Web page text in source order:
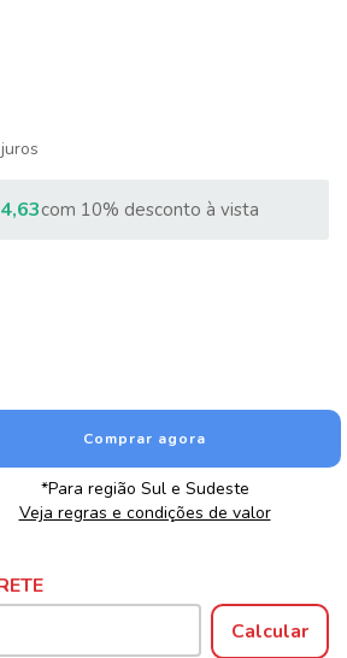
com 10% desconto à vista
*Para região Sul e Sudeste
Veja regras e condições de valor
Calcular